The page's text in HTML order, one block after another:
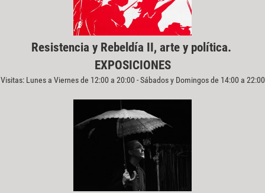
Resistencia y Rebeldía II, arte y política.
EXPOSICIONES
Visitas: Lunes a Viernes de 12:00 a 20:00 - Sábados y Domingos de 14:00 a 22:00